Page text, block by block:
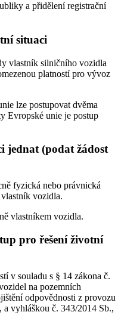
a přidělení registrační
situaci
vlastník silničního vozidla
platností pro vývoz
lze postupovat dvěma
Evropské unie je postup
jednat (podat žádost
fyzická nebo právnická
vozidla.
vlastníkem vozidla.
pro řešení životní
v souladu s § 14 zákona č.
na pozemních
odpovědnosti z provozu
vyhláškou č. 343/2014 Sb.,